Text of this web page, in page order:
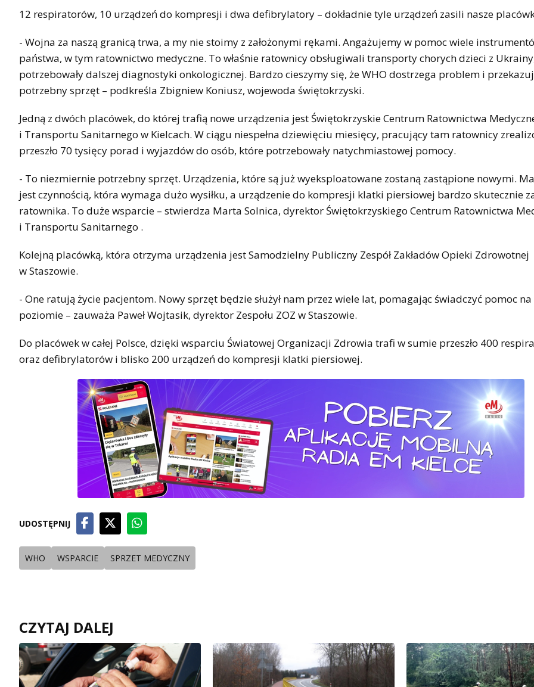
12 respiratorów, 10 urządzeń do kompresji i dwa defibrylatory – dokładnie tyle urządzeń zasili nasze
- Wojna za naszą granicą trwa, a my nie stoimy z założonymi rękami. Angażujemy w pomoc wiele
państwa, w tym ratownictwo medyczne. To właśnie ratownicy obsługiwali transporty chorych dzieci z
potrzebowały dalszej diagnostyki onkologicznej. Bardzo cieszymy się, że WHO dostrzega problem i
potrzebny sprzęt – podkreśla Zbigniew Koniusz, wojewoda świętokrzyski.
Jedną z dwóch placówek, do której trafią nowe urządzenia jest Świętokrzyskie Centrum Ratownictwa
i Transportu Sanitarnego w Kielcach. W ciągu niespełna dziewięciu miesięcy, pracujący tam ratownicy
przeszło 70 tysięcy porad i wyjazdów do osób, które potrzebowały natychmiastowej pomocy.
- To niezmiernie potrzebny sprzęt. Urządzenia, które są już wyeksploatowane zostaną zastąpione nowymi.
jest czynnością, która wymaga dużo wysiłku, a urządzenie do kompresji klatki piersiowej bardzo skutecznie
ratownika. To duże wsparcie – stwierdza Marta Solnica, dyrektor Świętokrzyskiego Centrum Ratownictwa
i Transportu Sanitarnego .
Kolejną placówką, która otrzyma urządzenia jest Samodzielny Publiczny Zespół Zakładów Opieki Zdrowotnej
w Staszowie.
- One ratują życie pacjentom. Nowy sprzęt będzie służył nam przez wiele lat, pomagając świadczyć pomoc
poziomie – zauważa Paweł Wojtasik, dyrektor Zespołu ZOZ w Staszowie.
Do placówek w całej Polsce, dzięki wsparciu Światowej Organizacji Zdrowia trafi w sumie przeszło 400
oraz defibrylatorów i blisko 200 urządzeń do kompresji klatki piersiowej.
UDOSTĘPNIJ
WHO WSPARCIE SPRZET MEDYCZNY
CZYTAJ DALEJ